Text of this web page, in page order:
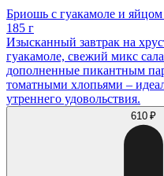
Бриошь с гуакамоле и
185 г
Изысканный завтрак на
гуакамоле, свежий микс
дополненные пикантным
томатными хлопьями –
утреннего удовольствия.
610 ₽